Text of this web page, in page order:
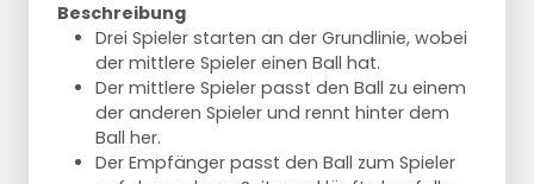
Beschreibung
Drei Spieler starten an der Grundlinie, wobei
der mittlere Spieler einen Ball hat.
Der mittlere Spieler passt den Ball zu einem
der anderen Spieler und rennt hinter dem
Ball her.
Der Empfänger passt den Ball zum Spieler